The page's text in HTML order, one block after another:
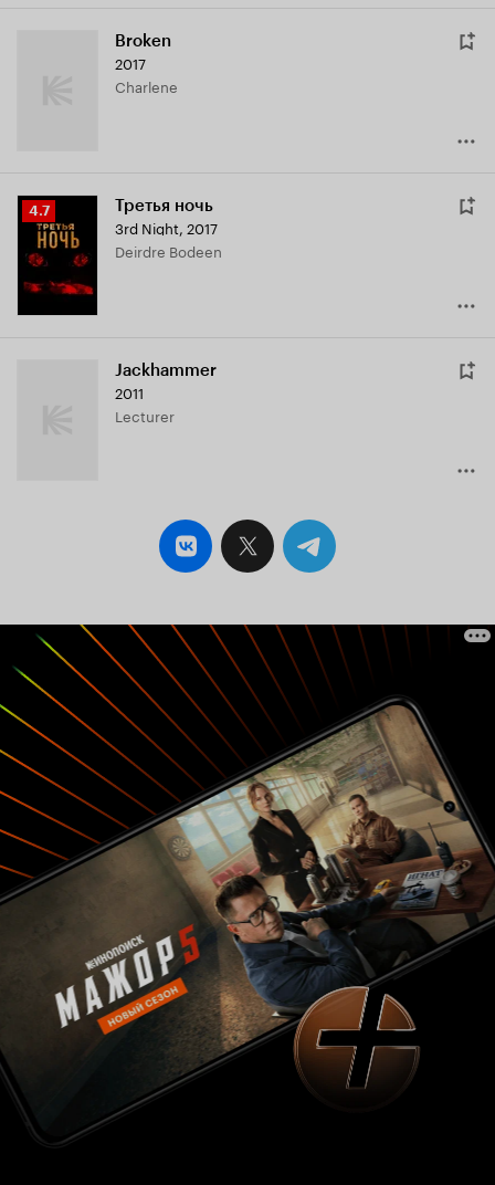
Broken
2017
Charlene
Рейтинг
Кинопоиска
4.7
4.7 Третья ночь
3rd Night, 2017
Deirdre Bodeen
Jackhammer
2011
Lecturer